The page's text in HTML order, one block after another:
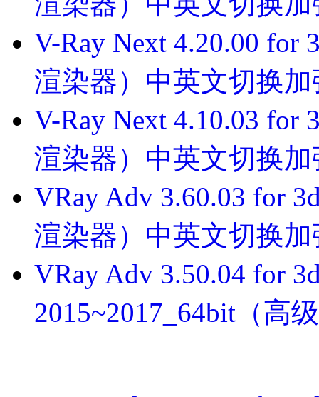
V-Ray Next 4.20.00 for
渲染器）中英文切换加
V-Ray Next 4.10.03 for
渲染器）中英文切换加
VRay Adv 3.60.03 for
渲染器）中英文切换加
VRay Adv 3.50.04 for
2015~2017_64bit（高